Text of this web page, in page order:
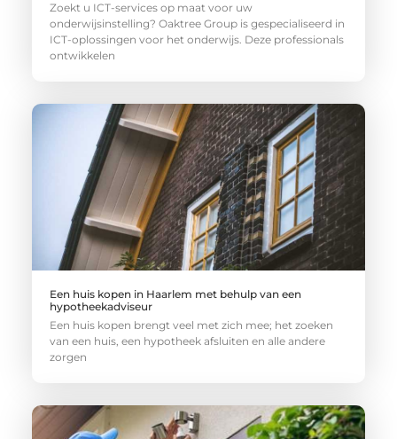
Zoekt u ICT-services op maat voor uw
onderwijsinstelling? Oaktree Group is gespecialiseerd in
ICT-oplossingen voor het onderwijs. Deze professionals
ontwikkelen
Een huis kopen in Haarlem met behulp van een
hypotheekadviseur
Een huis kopen brengt veel met zich mee; het zoeken
van een huis, een hypotheek afsluiten en alle andere
zorgen